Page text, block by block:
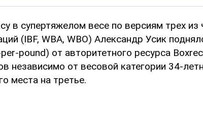
в супертяжелом весе по версиям трех
(IBF, WBA, WBO) Александр Усик
pound) от авторитетного ресурса
независимо от весовой категории 34-
места на третье.